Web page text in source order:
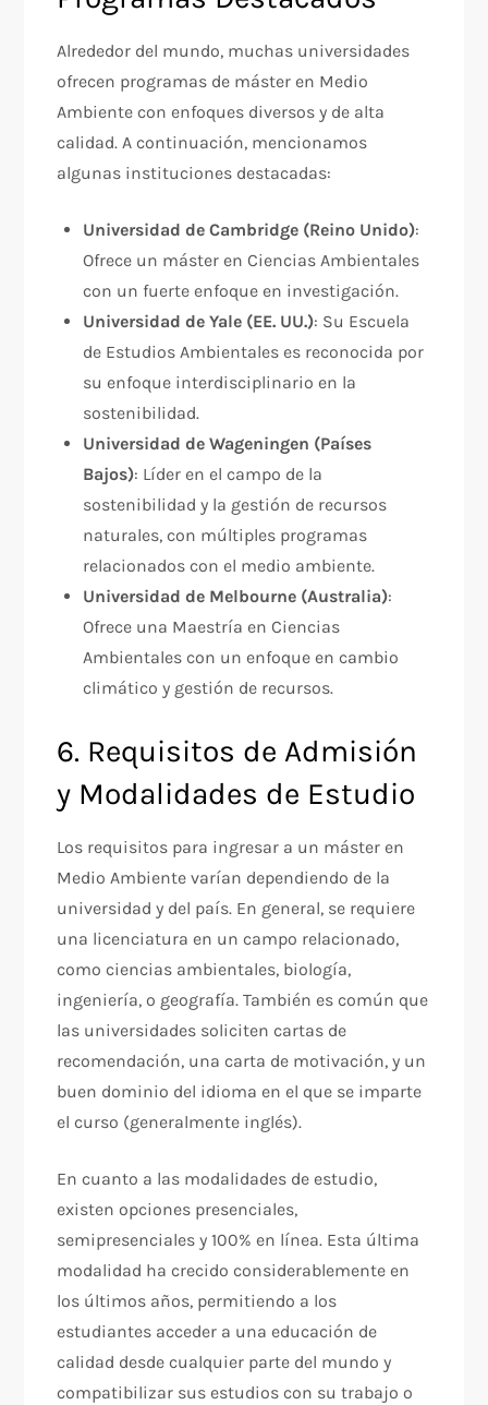
Alrededor del mundo, muchas universidades
ofrecen programas de máster en Medio
Ambiente con enfoques diversos y de alta
calidad. A continuación, mencionamos
algunas instituciones destacadas:
Universidad de Cambridge (Reino Unido):
Ofrece un máster en Ciencias Ambientales
con un fuerte enfoque en investigación.
Universidad de Yale (EE. UU.): Su Escuela
de Estudios Ambientales es reconocida por
su enfoque interdisciplinario en la
sostenibilidad.
Universidad de Wageningen (Países
Bajos): Líder en el campo de la
sostenibilidad y la gestión de recursos
naturales, con múltiples programas
relacionados con el medio ambiente.
Universidad de Melbourne (Australia):
Ofrece una Maestría en Ciencias
Ambientales con un enfoque en cambio
climático y gestión de recursos.
6. Requisitos de Admisión
y Modalidades de Estudio
Los requisitos para ingresar a un máster en
Medio Ambiente varían dependiendo de la
universidad y del país. En general, se requiere
una licenciatura en un campo relacionado,
como ciencias ambientales, biología,
ingeniería, o geografía. También es común que
las universidades soliciten cartas de
recomendación, una carta de motivación, y un
buen dominio del idioma en el que se imparte
el curso (generalmente inglés).
En cuanto a las modalidades de estudio,
existen opciones presenciales,
semipresenciales y 100% en línea. Esta última
modalidad ha crecido considerablemente en
los últimos años, permitiendo a los
estudiantes acceder a una educación de
calidad desde cualquier parte del mundo y
compatibilizar sus estudios con su trabajo o